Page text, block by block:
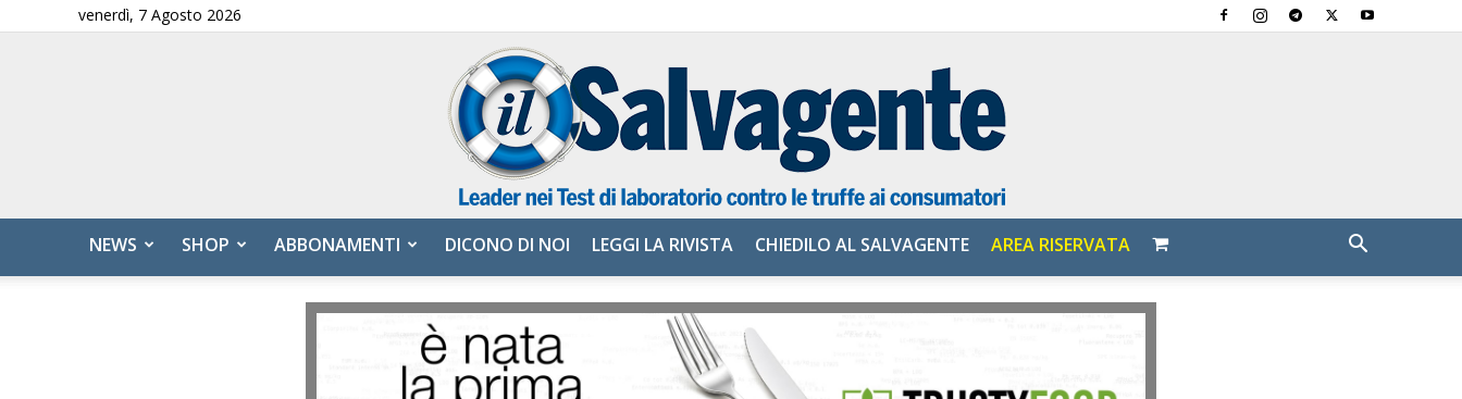
venerdì, 7 Agosto 2026
NEWS SHOP ABBONAMENTI DICONO DI NOI LEGGI LA RIVISTA CHIEDILO AL SALVAGENTE AREA RISERVATA